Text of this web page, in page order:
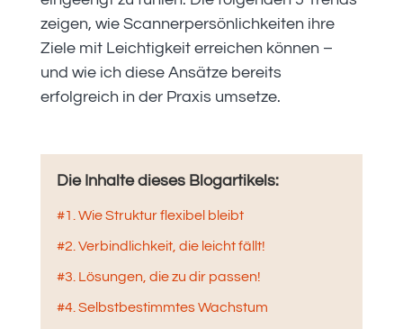
zeigen, wie Scannerpersönlichkeiten ihre
Ziele mit Leichtigkeit erreichen können –
und wie ich diese Ansätze bereits
erfolgreich in der Praxis umsetze.
Die Inhalte dieses Blogartikels:
#1. Wie Struktur flexibel bleibt
#2. Verbindlichkeit, die leicht fällt!
#3. Lösungen, die zu dir passen!
#4. Selbstbestimmtes Wachstum